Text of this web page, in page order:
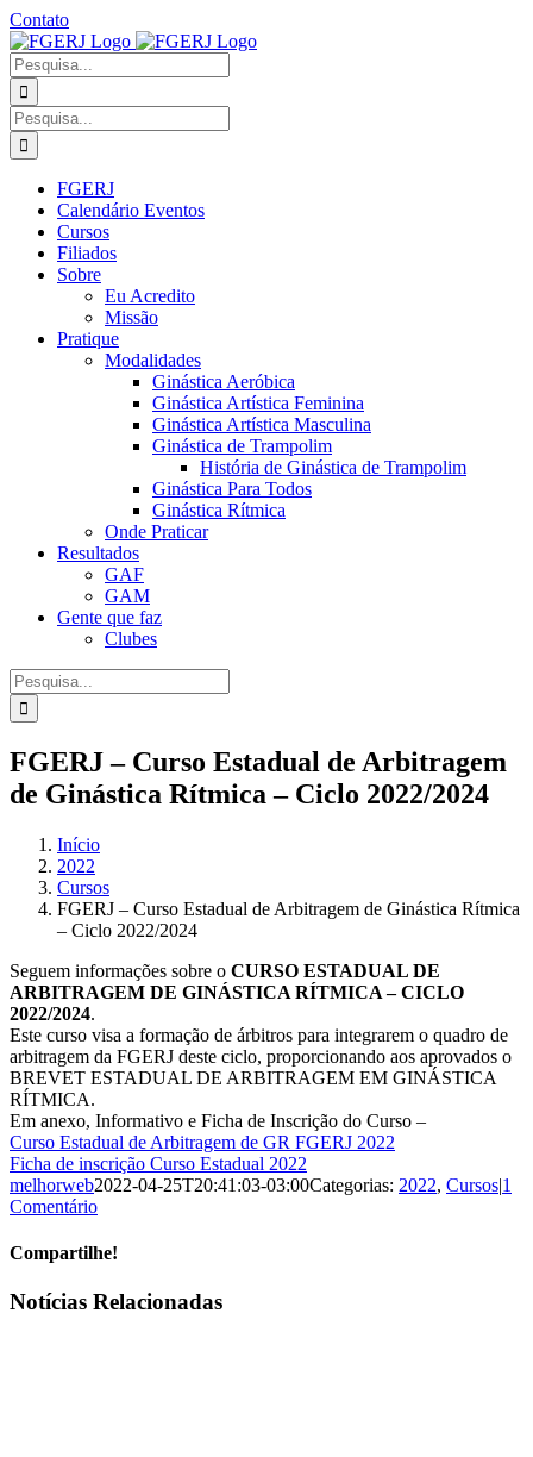
Ir
para
o
conteúdo
Contato
Facebook
Instagram
YouTube
Facebook
Grupo
Procurar
por:
Procurar
por:
FGERJ
Calendário Eventos
Cursos
Filiados
Sobre
Eu Acredito
Missão
Pratique
Modalidades
Ginástica Aeróbica
Ginástica Artística Feminina
Ginástica Artística Masculina
Ginástica de Trampolim
História de Ginástica de Trampolim
Ginástica Para Todos
Ginástica Rítmica
Onde Praticar
Resultados
GAF
GAM
Gente que faz
Clubes
Procurar
por:
FGERJ – Curso Estadual de Arbitragem
de Ginástica Rítmica – Ciclo 2022/2024
Início
2022
Cursos
FGERJ – Curso Estadual de Arbitragem de Ginástica Rítmica
– Ciclo 2022/2024
Seguem informações sobre o CURSO ESTADUAL DE
ARBITRAGEM DE GINÁSTICA RÍTMICA – CICLO
2022/2024.
Este curso visa a formação de árbitros para integrarem o quadro de
arbitragem da FGERJ deste ciclo, proporcionando aos aprovados o
BREVET ESTADUAL DE ARBITRAGEM EM GINÁSTICA
RÍTMICA.
Em anexo, Informativo e Ficha de Inscrição do Curso –
Curso Estadual de Arbitragem de GR FGERJ 2022
Ficha de inscrição Curso Estadual 2022
melhorweb2022-04-25T20:41:03-03:00Categorias: 2022, Cursos|1
Comentário
Compartilhe!
Facebook
X
WhatsApp
E-
Notícias Relacionadas